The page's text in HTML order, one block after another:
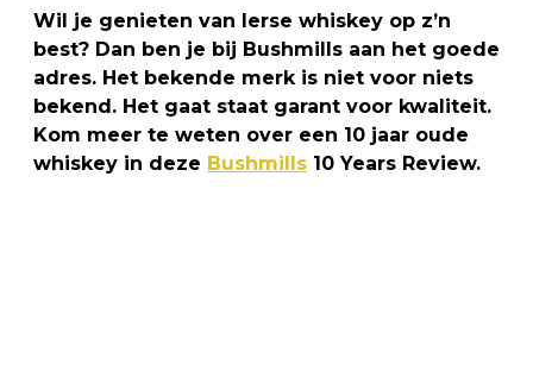
Wil je genieten van Ierse whiskey op z’n
best? Dan ben je bij Bushmills aan het goede
adres. Het bekende merk is niet voor niets
bekend. Het gaat staat garant voor kwaliteit.
Kom meer te weten over een 10 jaar oude
whiskey in deze Bushmills 10 Years Review.